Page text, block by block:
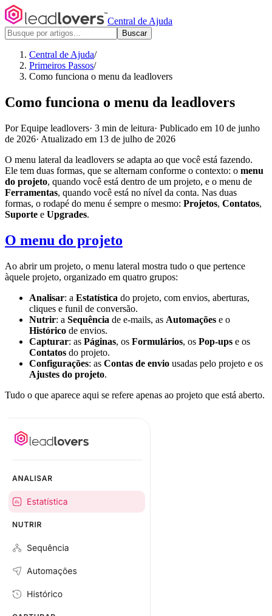
Central de Ajuda
Buscar
Central de Ajuda/
Primeiros Passos/
Como funciona o menu da leadlovers
Como funciona o menu da leadlovers
Por Equipe leadlovers· 3 min de leitura· Publicado em 10 de junho
de 2026· Atualizado em 13 de julho de 2026
O menu lateral da leadlovers se adapta ao que você está fazendo.
Ele tem duas formas, que se alternam conforme o contexto: o menu
do projeto, quando você está dentro de um projeto, e o menu de
Ferramentas, quando você está no nível da conta. Nas duas
formas, o rodapé do menu é sempre o mesmo: Projetos, Contatos,
Suporte e Upgrades.
O menu do projeto
Ao abrir um projeto, o menu lateral mostra tudo o que pertence
àquele projeto, organizado em quatro grupos:
Analisar: a Estatística do projeto, com envios, aberturas,
cliques e funil de conversão.
Nutrir: a Sequência de e-mails, as Automações e o
Histórico de envios.
Capturar: as Páginas, os Formulários, os Pop-ups e os
Contatos do projeto.
Configurações: as Contas de envio usadas pelo projeto e os
Ajustes do projeto.
Tudo o que aparece aqui se refere apenas ao projeto que está aberto.